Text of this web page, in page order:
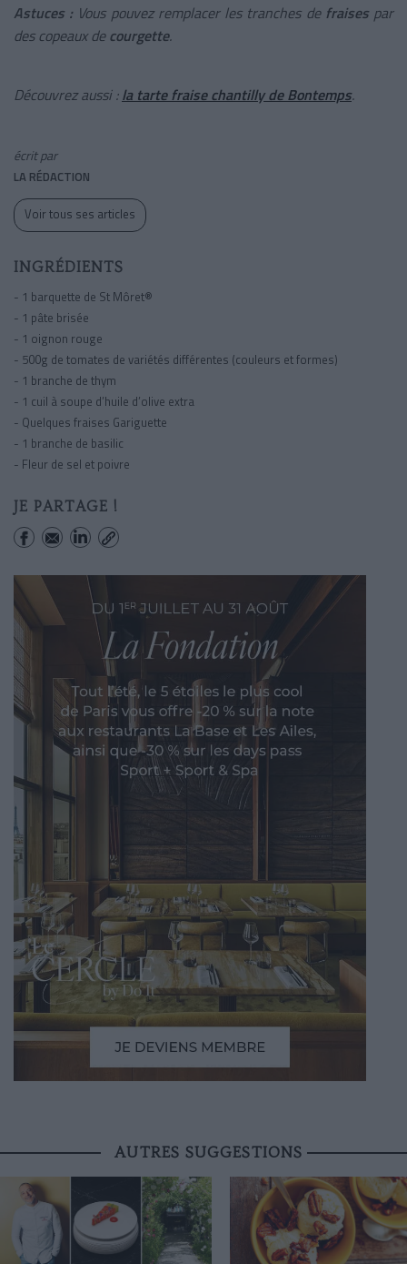
Astuces : Vous pouvez remplacer les tranches defraisespar
des copeaux decourgette.
Découvrez aussi :la tarte fraise chantilly de Bontemps.
écrit par
LA RÉDACTION
Voir tous ses articles
INGRÉDIENTS
- 1 barquette de St Môret®
- 1 pâte brisée
- 1 oignon rouge
- 500g de tomates de variétés différentes (couleurs et formes)
- 1 branche de thym
- 1 cuil à soupe d’huile d’olive extra
- Quelques fraises Gariguette
- 1 branche de basilic
- Fleur de sel et poivre
JE PARTAGE !
AUTRES SUGGESTIONS